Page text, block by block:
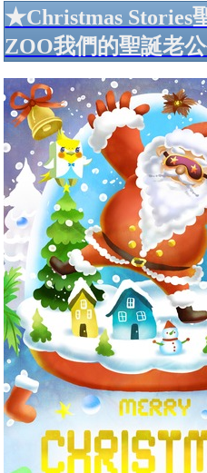
★Christmas Stories
ZOO我們的聖誕老